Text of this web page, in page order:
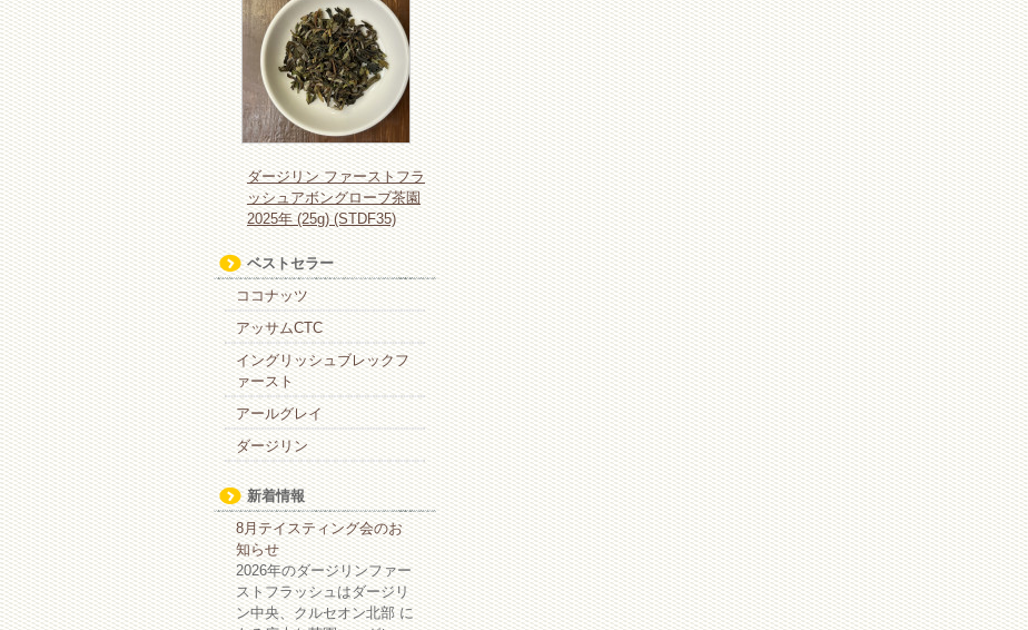
ダージリン ファーストフラ
ッシュアボングローブ茶園
2025年 (25g) (STDF35)
ベストセラー
ココナッツ
アッサムCTC
イングリッシュブレックフ
ァースト
アールグレイ
ダージリン
新着情報
8月テイスティング会のお
知らせ
2026年のダージリンファー
ストフラッシュはダージリ
ン中央、クルセオン北部 に